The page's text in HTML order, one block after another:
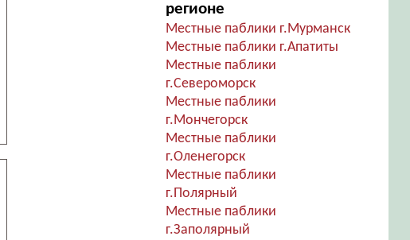
регионе
Местные паблики г.Мурманск
Местные паблики г.Апатиты
Местные паблики
г.Североморск
Местные паблики
г.Мончегорск
Местные паблики
г.Оленегорск
Местные паблики
г.Полярный
Местные паблики
г.Заполярный